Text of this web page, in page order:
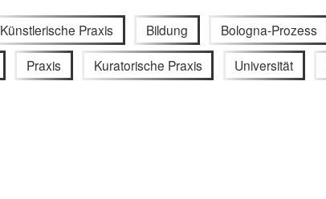
Künstlerische Praxis Bildung Bologna-Prozess
Praxis Kuratorische Praxis Universität